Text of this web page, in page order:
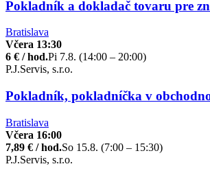
Pokladník a dokladač tovaru pre
Bratislava
Včera 13:30
6 € / hod.Pi 7.8. (14:00 – 20:00)
P.J.Servis, s.r.o.
Pokladník, pokladníčka v
Bratislava
Včera 16:00
7,89 € / hod.So 15.8. (7:00 – 15:30)
P.J.Servis, s.r.o.